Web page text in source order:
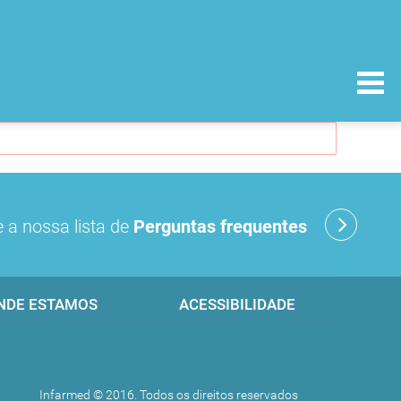
a nossa lista de Perguntas frequentes
ESTAMOS ACESSIBILIDADE
Infarmed © 2016. Todos os direitos reservados